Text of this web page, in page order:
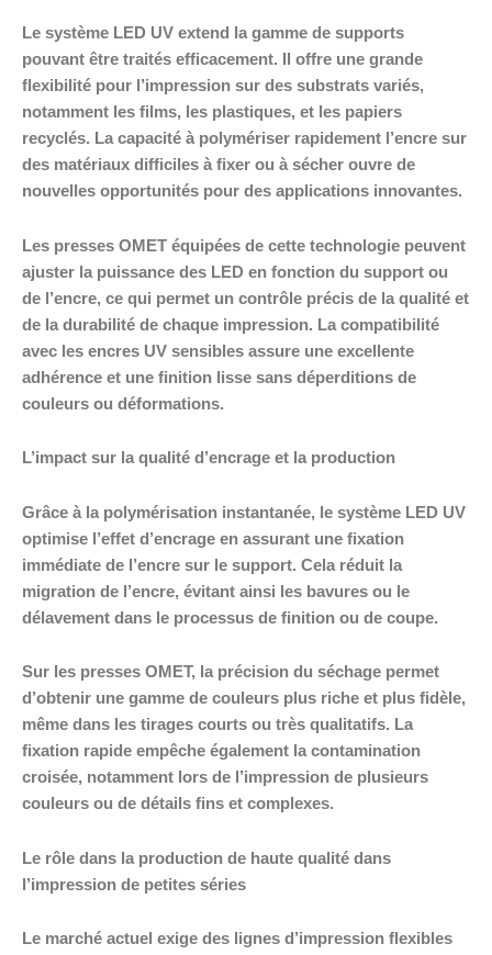
Le système LED UV extend la gamme de supports
pouvant être traités efficacement. Il offre une grande
flexibilité pour l’impression sur des substrats variés,
notamment les films, les plastiques, et les papiers
recyclés. La capacité à polymériser rapidement l’encre sur
des matériaux difficiles à fixer ou à sécher ouvre de
nouvelles opportunités pour des applications innovantes.
Les presses OMET équipées de cette technologie peuvent
ajuster la puissance des LED en fonction du support ou
de l’encre, ce qui permet un contrôle précis de la qualité et
de la durabilité de chaque impression. La compatibilité
avec les encres UV sensibles assure une excellente
adhérence et une finition lisse sans déperditions de
couleurs ou déformations.
L’impact sur la qualité d’encrage et la production
Grâce à la polymérisation instantanée, le système LED UV
optimise l’effet d’encrage en assurant une fixation
immédiate de l’encre sur le support. Cela réduit la
migration de l’encre, évitant ainsi les bavures ou le
délavement dans le processus de finition ou de coupe.
Sur les presses OMET, la précision du séchage permet
d’obtenir une gamme de couleurs plus riche et plus fidèle,
même dans les tirages courts ou très qualitatifs. La
fixation rapide empêche également la contamination
croisée, notamment lors de l’impression de plusieurs
couleurs ou de détails fins et complexes.
Le rôle dans la production de haute qualité dans
l’impression de petites séries
Le marché actuel exige des lignes d’impression flexibles